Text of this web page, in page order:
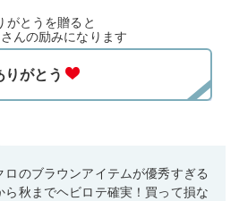
がとうを贈ると
んの励みになります
ロのブラウンアイテムが優秀すぎる
秋までヘビロテ確実！買って損な